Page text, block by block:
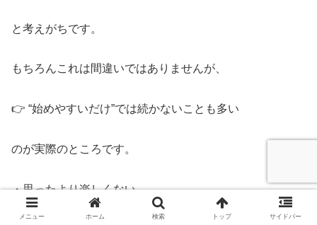
と考えがちです。
もちろんこれは間違いではありませんが、
👉 “始めやすいだけ”では続かないことも多い
のが実際のところです。
・思ったより楽しくない
メニュー ホーム 検索 トップ サイドバー